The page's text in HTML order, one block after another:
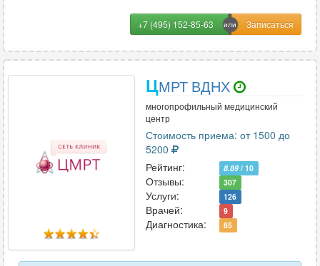
+7 (495) 152-85-63
ЦМРТ ВДНХ
многопрофильный медицинский
центр
Стоимость приема: от 1500 до
5200
Рейтинг:
8.89 / 10
Отзывы: 307
Услуги: 126
Врачей: 9
Диагностика: 85